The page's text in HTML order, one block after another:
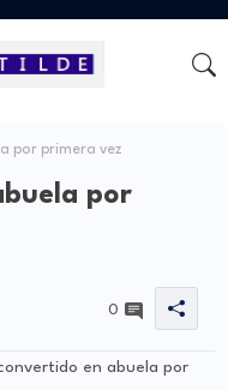
por primera vez
por
0
en abuela por